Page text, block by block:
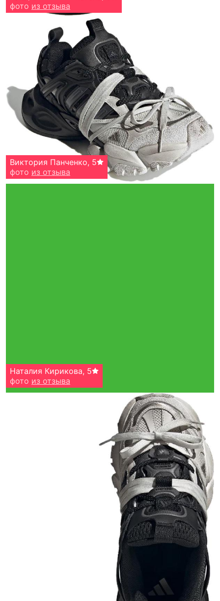
фото из отзыва
фото из отзыва
Дмитрий Ермолаев, 5
фото из отзыва
Виктория Панченко, 5
фото из отзыва
Тройная гарантия
Товар сертифицирован и опломбирован.
Если придёт подделка — вернём деньги
Наталия Кирикова, 5
фото из отзыва